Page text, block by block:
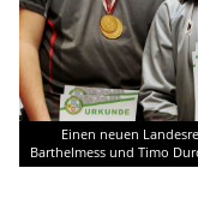
Einen neuen
Barthelmess und Timo